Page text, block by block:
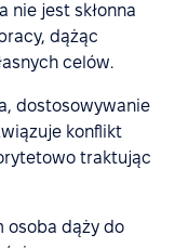
nie jest skłonna
dążąc
celów.
dostosowywanie
konflikt
traktując
osoba dąży do